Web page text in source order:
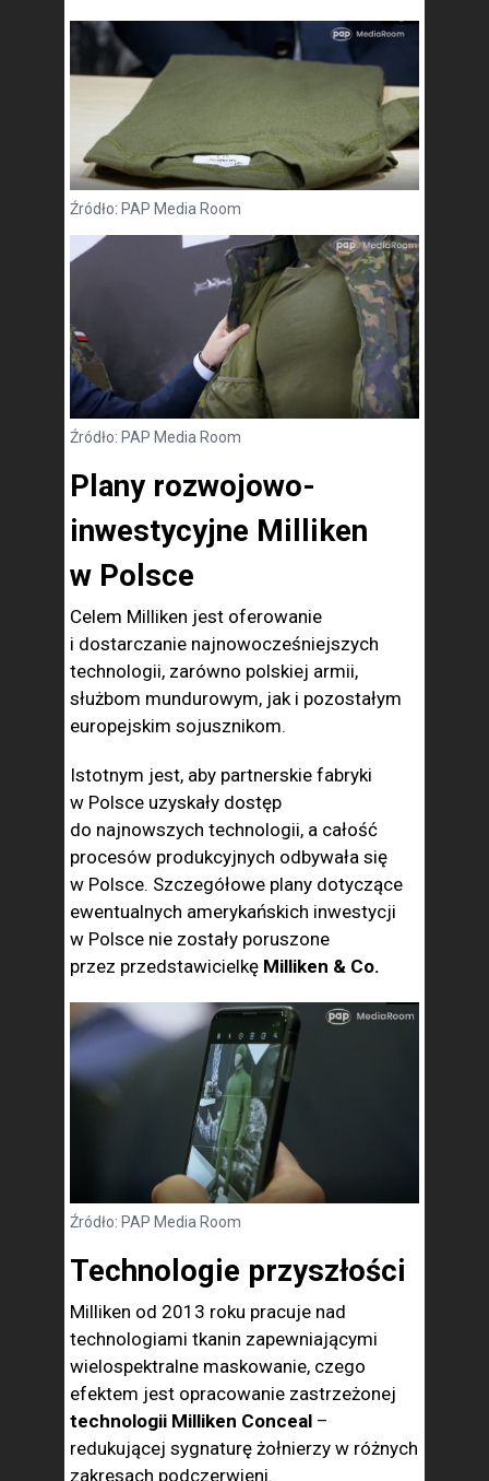
Źródło: PAP Media Room
Źródło: PAP Media Room
Plany rozwojowo-
inwestycyjne Milliken
w Polsce
Celem Milliken jest oferowanie
i dostarczanie najnowocześniejszych
technologii, zarówno polskiej armii,
służbom mundurowym, jak i pozostałym
europejskim sojusznikom.
Istotnym jest, aby partnerskie fabryki
w Polsce uzyskały dostęp
do najnowszych technologii, a całość
procesów produkcyjnych odbywała się
w Polsce. Szczegółowe plany dotyczące
ewentualnych amerykańskich inwestycji
w Polsce nie zostały poruszone
przez przedstawicielkę Milliken & Co.
Źródło: PAP Media Room
Technologie przyszłości
Milliken od 2013 roku pracuje nad
technologiami tkanin zapewniającymi
wielospektralne maskowanie, czego
efektem jest opracowanie zastrzeżonej
technologii Milliken Conceal –
redukującej sygnaturę żołnierzy w różnych
zakresach podczerwieni.